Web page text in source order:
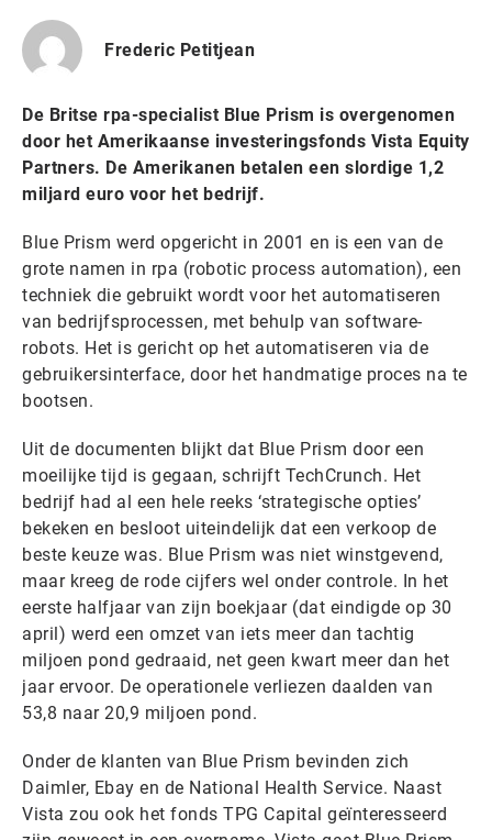
Frederic Petitjean
De Britse rpa-specialist Blue Prism is overgenomen
door het Amerikaanse investeringsfonds Vista Equity
Partners. De Amerikanen betalen een slordige 1,2
miljard euro voor het bedrijf.
Blue Prism werd opgericht in 2001 en is een van de
grote namen in rpa (robotic process automation), een
techniek die gebruikt wordt voor het automatiseren
van bedrijfsprocessen, met behulp van software-
robots. Het is gericht op het automatiseren via de
gebruikersinterface, door het handmatige proces na te
bootsen.
Uit de documenten blijkt dat Blue Prism door een
moeilijke tijd is gegaan, schrijft TechCrunch. Het
bedrijf had al een hele reeks ‘strategische opties’
bekeken en besloot uiteindelijk dat een verkoop de
beste keuze was. Blue Prism was niet winstgevend,
maar kreeg de rode cijfers wel onder controle. In het
eerste halfjaar van zijn boekjaar (dat eindigde op 30
april) werd een omzet van iets meer dan tachtig
miljoen pond gedraaid, net geen kwart meer dan het
jaar ervoor. De operationele verliezen daalden van
53,8 naar 20,9 miljoen pond.
Onder de klanten van Blue Prism bevinden zich
Daimler, Ebay en de National Health Service. Naast
Vista zou ook het fonds TPG Capital geïnteresseerd